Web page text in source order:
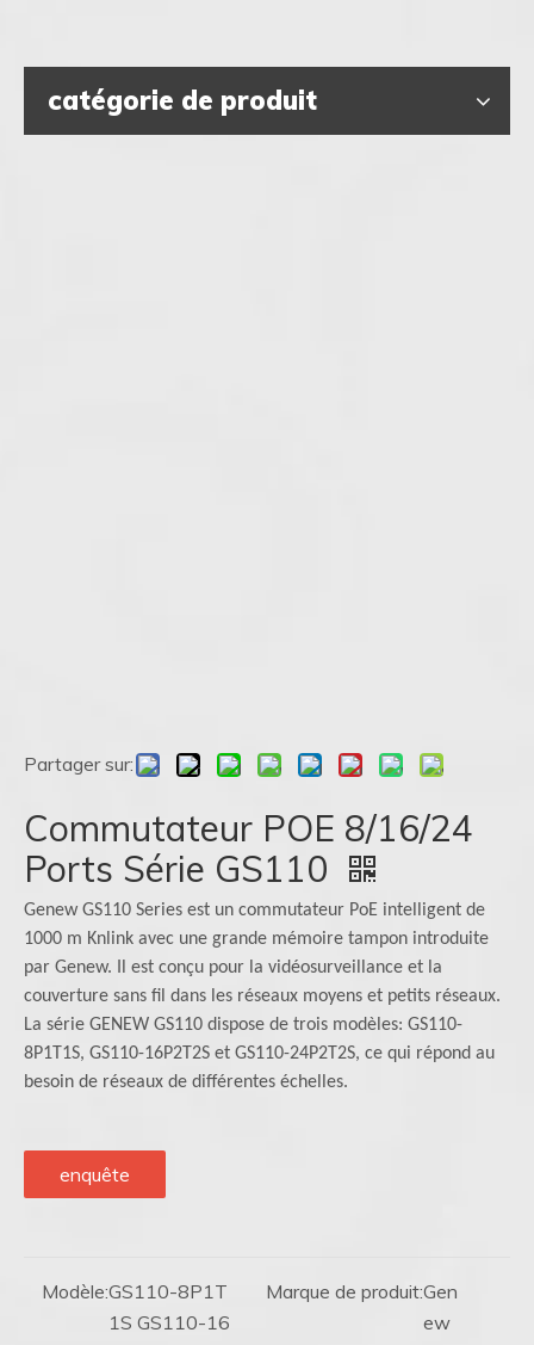
catégorie de produit
Partager sur:
Commutateur POE 8/16/24
Ports Série GS110
Genew GS110 Series est un commutateur PoE intelligent de
1000 m Knlink avec une grande mémoire tampon introduite
par Genew. Il est conçu pour la vidéosurveillance et la
couverture sans fil dans les réseaux moyens et petits réseaux.
La série GENEW GS110 dispose de trois modèles: GS110-
8P1T1S, GS110-16P2T2S et GS110-24P2T2S, ce qui répond au
besoin de réseaux de différentes échelles.
enquête
Modèle:GS110-8P1T
1S GS110-16
Marque de produit:Gen
ew